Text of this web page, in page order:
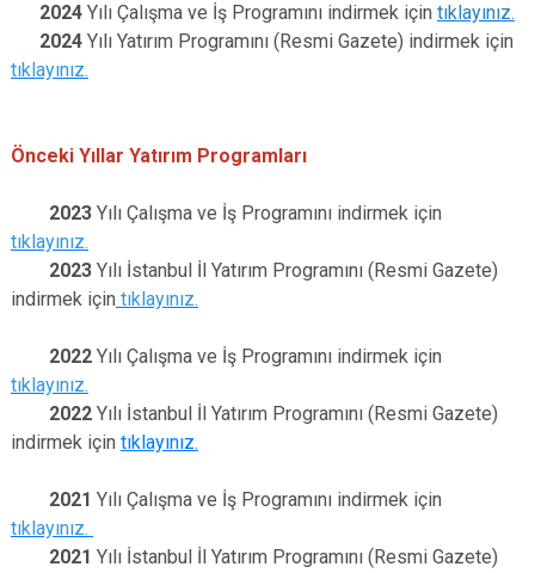
2024 Yılı Çalışma ve İş Programını indirmek için tıklayınız.
2024 Yılı Yatırım Programını (Resmi Gazete) indirmek için
tıklayınız.
Önceki Yıllar Yatırım Programları
2023 Yılı Çalışma ve İş Programını indirmek için
tıklayınız.
2023 Yılı İstanbul İl Yatırım Programını (Resmi Gazete)
indirmek için tıklayınız.
2022 Yılı Çalışma ve İş Programını indirmek için
tıklayınız.
2022 Yılı İstanbul İl Yatırım Programını (Resmi Gazete)
indirmek için tıklayınız.
2021 Yılı Çalışma ve İş Programını indirmek için
tıklayınız.
2021 Yılı İstanbul İl Yatırım Programını (Resmi Gazete)